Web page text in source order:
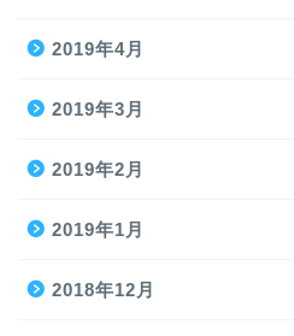
2019年4月
2019年3月
2019年2月
2019年1月
2018年12月